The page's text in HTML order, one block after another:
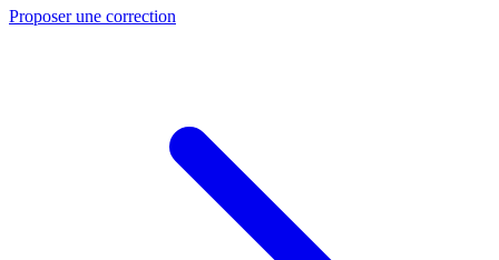
Proposer une correction